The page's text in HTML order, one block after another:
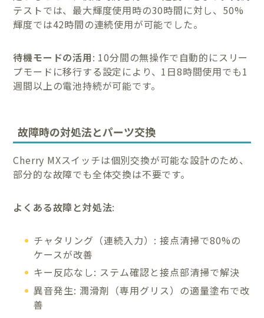
テストでは、最大輝度使用時の30時間に対し、50%
輝度では42時間の連続使用が可能でした。
待機モードの活用: 10分間の無操作で自動的にスリー
プモードに移行する設定により、1日8時間使用でも1
週間以上の電池持続が可能です。
故障時の対処法とパーツ交換
Cherry MXスイッチは個別交換が可能な設計のため、
部分的な故障でも全体交換は不要です。
よくある故障と対処法:
チャタリング（連続入力）: 接点清掃で80%の
ケースが改善
キー反応なし: ステム確認と接点部清掃で解決
異音発生: 潤滑剤（専用グリス）の適量塗布で改
善